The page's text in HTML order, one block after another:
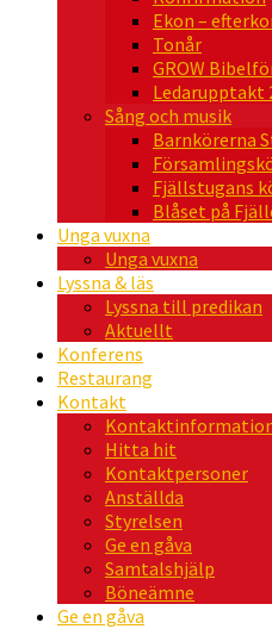
Ekon –
Tonår
GROW
Ledarupptakt
Sång och musik
Barnkörerna
Fjällstugans
Blåset på
Unga vuxna
Unga vuxna
Lyssna & läs
Lyssna till predikan
Aktuellt
Konferens
Restaurang
Kontakt
Hitta hit
Kontaktpersoner
Anställda
Styrelsen
Ge en gåva
Samtalshjälp
Böneämne
Ge en gåva